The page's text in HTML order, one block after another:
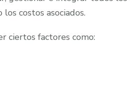
costos asociados.
ciertos factores como: